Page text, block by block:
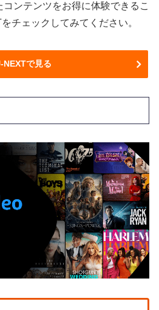
ンテンツをお得に体験できるこ
チェックしてみてください。
NEXTで見る